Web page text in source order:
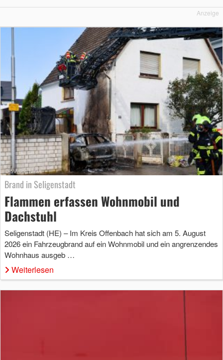
Anzeige
Brand in Seligenstadt
Flammen erfassen Wohnmobil und
Dachstuhl
Seligenstadt (HE) – Im Kreis Offenbach hat sich am 5. August
2026 ein Fahrzeugbrand auf ein Wohnmobil und ein angrenzendes
Wohnhaus ausgeb …
Weiterlesen